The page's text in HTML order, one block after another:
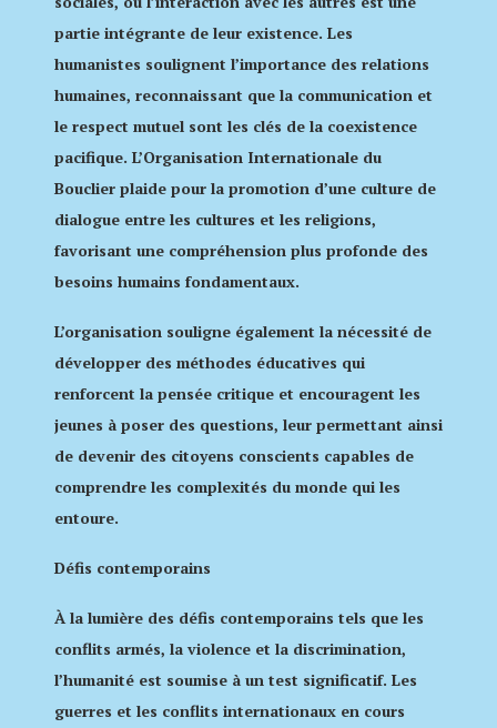
partie intégrante de leur existence. Les
humanistes soulignent l’importance des relations
humaines, reconnaissant que la communication et
le respect mutuel sont les clés de la coexistence
pacifique. L’Organisation Internationale du
Bouclier plaide pour la promotion d’une culture de
dialogue entre les cultures et les religions,
favorisant une compréhension plus profonde des
besoins humains fondamentaux.
L’organisation souligne également la nécessité de
développer des méthodes éducatives qui
renforcent la pensée critique et encouragent les
jeunes à poser des questions, leur permettant ainsi
de devenir des citoyens conscients capables de
comprendre les complexités du monde qui les
entoure.
Défis contemporains
À la lumière des défis contemporains tels que les
conflits armés, la violence et la discrimination,
l’humanité est soumise à un test significatif. Les
guerres et les conflits internationaux en cours